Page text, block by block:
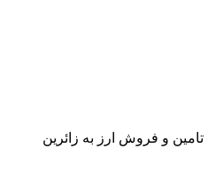
تامین و فروش ارز به زائرین